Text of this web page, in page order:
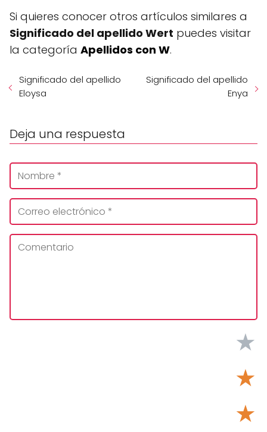
Si quieres conocer otros artículos similares a
Significado del apellido Wert puedes visitar
la categoría Apellidos con W.
Significado del apellido
Eloysa
Significado del apellido
Enya
Deja una respuesta
★
★
★